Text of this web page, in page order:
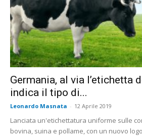
Germania, al via l’etichetta
indica il tipo di...
Leonardo Masnata - 12 Aprile 2019
Lanciata un'etichettatura uniforme sulle
bovina, suina e pollame, con un nuovo